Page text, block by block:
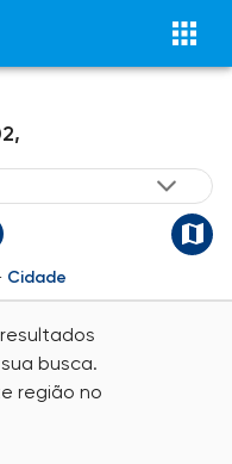
Cidade
busca.
região no